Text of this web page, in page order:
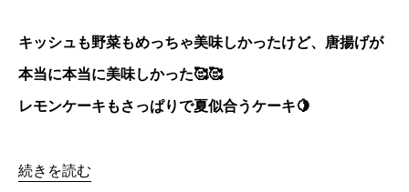
キッシュも野菜もめっちゃ美味しかったけど、唐揚げが
本当に本当に美味しかった🥰🥰
レモンケーキもさっぱりで夏似合うケーキ🍋
続きを読む